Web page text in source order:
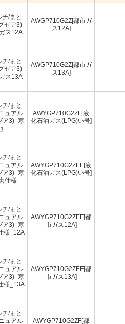
チ/まと
ゼア3)
ス12A
AWGP710G2Z[都市ガ
ス12A]
チ/まと
ゼア3)
ス13A
AWGP710G2Z[都市ガ
ス13A]
チ/まと
ュアル
ア3)_寒
AWYGP710G2ZF[液
化石油ガス(LPG)い号]
チ/まと
ュアル
ア3)_寒
仕様
AWYGP710G2ZEF[液
化石油ガス(LPG)い号]
チ/まと
ュアル
ア3)_寒
様_12A
AWYGP710G2ZEF[都
市ガス12A]
チ/まと
ュアル
ア3)_寒
様_13A
AWYGP710G2ZEF[都
市ガス13A]
チ/まと
ュアル
AWYGP710G2ZF[都